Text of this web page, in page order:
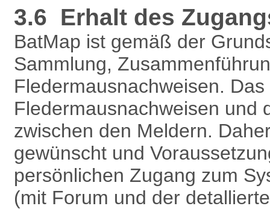
3.6 Erhalt des
BatMap ist gemäß der
Sammlung,
Fledermausnachweisen.
Fledermausnachweisen und
zwischen den Meldern.
gewünscht und
persönlichen Zugang zum
(mit Forum und der